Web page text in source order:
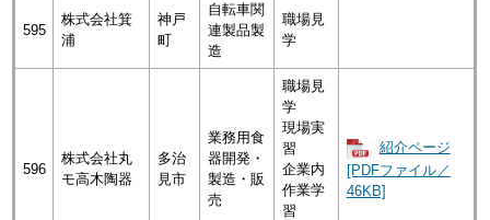
595
株式会社箕
浦
神戸
町
自転車関
連製品製
造
職場見
学
596
株式会社丸
モ高木陶器
多治
見市
業務用食
器開発・
製造・販
売
職場見
学
現場実
習
企業内
作業学
習
紹介ページ
[PDFファイル／
46KB]